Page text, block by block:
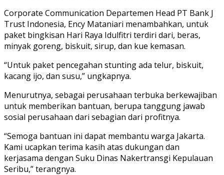
Corporate Communication Departemen Head PT Bank J
Trust Indonesia, Ency Mataniari menambahkan, untuk
paket bingkisan Hari Raya Idulfitri terdiri dari, beras,
minyak goreng, biskuit, sirup, dan kue kemasan.
“Untuk paket pencegahan stunting ada telur, biskuit,
kacang ijo, dan susu,” ungkapnya.
Menurutnya, sebagai perusahaan terbuka berkewajiban
untuk memberikan bantuan, berupa tanggung jawab
sosial perusahaan dari sebagian dari profitnya.
“Semoga bantuan ini dapat membantu warga Jakarta.
Kami ucapkan terima kasih atas dukungan dan
kerjasama dengan Suku Dinas Nakertransgi Kepulauan
Seribu,” terangnya.